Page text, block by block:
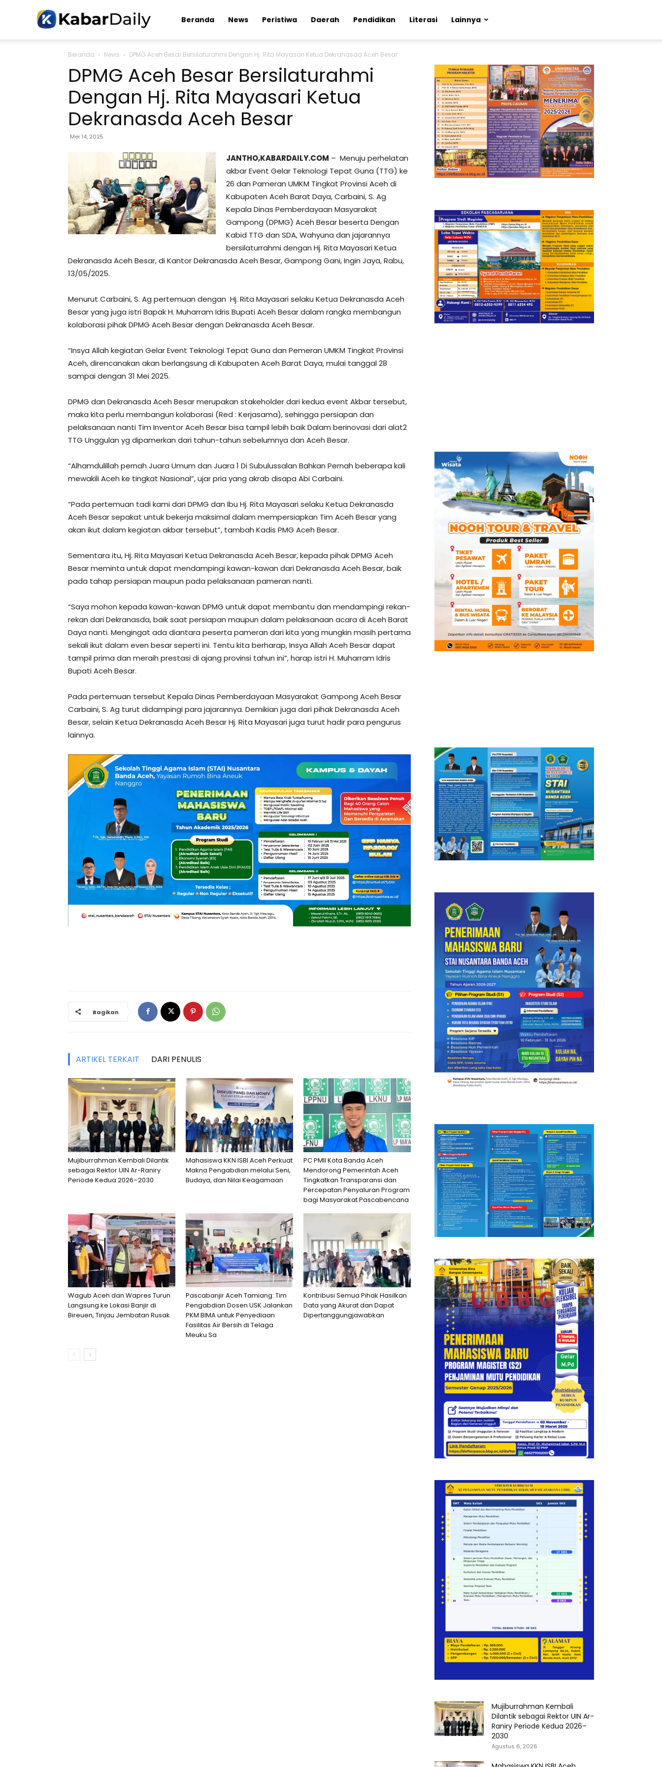
Kabardaily.com
Beranda News Peristiwa Daerah Pendidikan Literasi Lainnya
Beranda News DPMG Aceh Besar Bersilaturahmi Dengan Hj. Rita Mayasari Ketua Dekranasda Aceh Besar
DPMG Aceh Besar Bersilaturahmi
Dengan Hj. Rita Mayasari Ketua
Dekranasda Aceh Besar
Mei 14, 2025
JANTHO,KABARDAILY.COM – Menuju perhelatan
akbar Event Gelar Teknologi Tepat Guna (TTG) ke
26 dan Pameran UMKM Tingkat Provinsi Aceh di
Kabupaten Aceh Barat Daya, Carbaini, S. Ag
Kepala Dinas Pemberdayaan Masyarakat
Gampong (DPMG) Aceh Besar beserta Dengan
Kabid TTG dan SDA, Wahyuna dan jajarannya
bersilaturrahmi dengan Hj. Rita Mayasari Ketua
Dekranasda Aceh Besar, di Kantor Dekranasda Aceh Besar, Gampong Gani, Ingin Jaya, Rabu,
13/05/2025.
Menurut Carbaini, S. Ag pertemuan dengan Hj. Rita Mayasari selaku Ketua Dekranasda Aceh
Besar yang juga istri Bapak H. Muharram Idris Bupati Aceh Besar dalam rangka membangun
kolaborasi pihak DPMG Aceh Besar dengan Dekranasda Aceh Besar.
“Insya Allah kegiatan Gelar Event Teknologi Tepat Guna dan Pemeran UMKM Tingkat Provinsi
Aceh, direncanakan akan berlangsung di Kabupaten Aceh Barat Daya, mulai tanggal 28
sampai dengan 31 Mei 2025.
DPMG dan Dekranasda Aceh Besar merupakan stakeholder dari kedua event Akbar tersebut,
maka kita perlu membangun kolaborasi (Red : Kerjasama), sehingga persiapan dan
pelaksanaan nanti Tim Inventor Aceh Besar bisa tampil lebih baik Dalam berinovasi dari alat2
TTG Unggulan yg dipamerkan dari tahun-tahun sebelumnya dan Aceh Besar.
“Alhamdulillah pernah Juara Umum dan Juara 1 Di Subulussalan Bahkan Pernah beberapa kali
mewakili Aceh ke tingkat Nasional”, ujar pria yang akrab disapa Abi Carbaini.
“Pada pertemuan tadi kami dari DPMG dan Ibu Hj. Rita Mayasari selaku Ketua Dekranasda
Aceh Besar sepakat untuk bekerja maksimal dalam mempersiapkan Tim Aceh Besar yang
akan ikut dalam kegiatan akbar tersebut”, tambah Kadis PMG Aceh Besar.
Sementara itu, Hj. Rita Mayasari Ketua Dekranasda Aceh Besar, kepada pihak DPMG Aceh
Besar meminta untuk dapat mendampingi kawan-kawan dari Dekranasda Aceh Besar, baik
pada tahap persiapan maupun pada pelaksanaan pameran nanti.
“Saya mohon kepada kawan-kawan DPMG untuk dapat membantu dan mendampingi rekan-
rekan dari Dekranasda, baik saat persiapan maupun dalam pelaksanaan acara di Aceh Barat
Daya nanti. Mengingat ada diantara peserta pameran dari kita yang mungkin masih pertama
sekali ikut dalam even besar seperti ini. Tentu kita berharap, Insya Allah Aceh Besar dapat
tampil prima dan meraih prestasi di ajang provinsi tahun ini”, harap istri H. Muharram Idris
Bupati Aceh Besar.
Pada pertemuan tersebut Kepala Dinas Pemberdayaan Masyarakat Gampong Aceh Besar
Carbaini, S. Ag turut didampingi para jajarannya. Demikian juga dari pihak Dekranasda Aceh
Besar, selain Ketua Dekranasda Aceh Besar Hj. Rita Mayasari juga turut hadir para pengurus
lainnya.
Bagikan
ARTIKEL TERKAIT DARI PENULIS
Mujiburrahman Kembali Dilantik
sebagai Rektor UIN Ar-Raniry
Periode Kedua 2026–2030
Mahasiswa KKN ISBI Aceh Perkuat
Makna Pengabdian melalui Seni,
Budaya, dan Nilai Keagamaan
PC PMII Kota Banda Aceh
Mendorong Pemerintah Aceh
Tingkatkan Transparansi dan
Percepatan Penyaluran Program
bagi Masyarakat Pascabencana
Wagub Aceh dan Wapres Turun
Langsung ke Lokasi Banjir di
Bireuen, Tinjau Jembatan Rusak
Pascabanjir Aceh Tamiang: Tim
Pengabdian Dosen USK Jalankan
PKM BIMA untuk Penyediaan
Fasilitas Air Bersih di Telaga
Meuku Sa
Kontribusi Semua Pihak Hasilkan
Data yang Akurat dan Dapat
Dipertanggungjawabkan
Mujiburrahman Kembali
Dilantik sebagai Rektor UIN Ar-
Raniry Periode Kedua 2026–
2030
Agustus 6, 2026